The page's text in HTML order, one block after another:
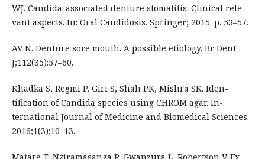
WJ. Candida-associated denture stomatitis: Clinical rele-
vant aspects. In: Oral Candidosis. Springer; 2015. p. 53–57.
AV N. Denture sore mouth. A possible etiology. Br Dent
J;112(35):57–60.
Khadka S, Regmi P, Giri S, Shah PK, Mishra SK. Iden-
tification of Candida species using CHROM agar. In-
ternational Journal of Medicine and Biomedical Sciences.
2016;1(3):10–13.
Matare T, Nziramasanga P, Gwanzura L, Robertson V. Ex-